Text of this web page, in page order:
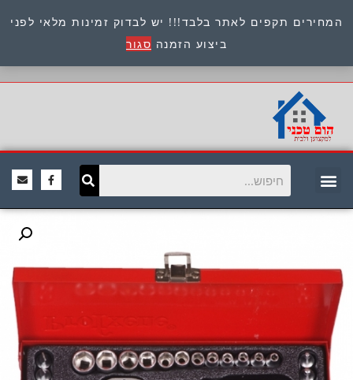
המחירים תקפים לאתר בלבד!!! יש לבדוק זמינות מלאי לפני
ביצוע הזמנה סגור
כתובת : היוזמים 9 אור יהודה שירות לקוחות 054-
8945722